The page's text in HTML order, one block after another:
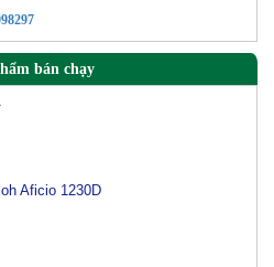
bán chạy
Aficio 1230D